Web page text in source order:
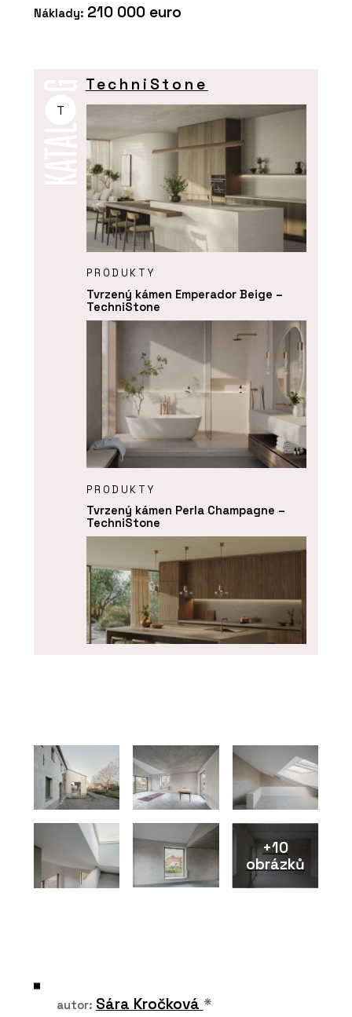
Náklady: 210 000 euro
T
TechniStone
PRODUKTY
Tvrzený kámen Emperador Beige –
TechniStone
PRODUKTY
Tvrzený kámen Perla Champagne –
TechniStone
+10
obrázků
autor: Sára Kročková *